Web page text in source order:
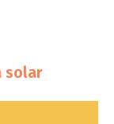
solar